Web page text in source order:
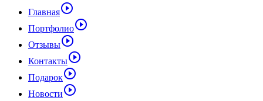
Главнаяplay_circle_outline
Портфолиоplay_circle_outline
Отзывыplay_circle_outline
Контактыplay_circle_outline
Подарокplay_circle_outline
Новостиplay_circle_outline